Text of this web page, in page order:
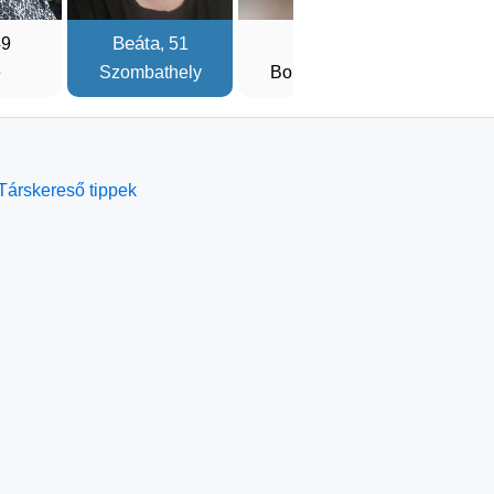
Beáta, 51
Szombathely
Borsodszirák
tippek